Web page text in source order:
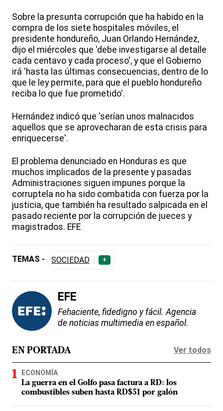
Sobre la presunta corrupción que ha habido en la
compra de los siete hospitales móviles, el
presidente hondureño, Juan Orlando Hernández,
dijo el miércoles que 'debe investigarse al detalle
cada centavo y cada proceso', y que el Gobierno
irá 'hasta las últimas consecuencias, dentro de lo
que le ley permite, para que el pueblo hondureño
reciba lo que fue prometido'.
Hernández indicó que 'serían unos malnacidos
aquellos que se aprovecharan de esta crisis para
enriquecerse'.
El problema denunciado en Honduras es que
muchos implicados de la presente y pasadas
Administraciones siguen impunes porque la
corruptela no ha sido combatida con fuerza por la
justicia, que también ha resultado salpicada en el
pasado reciente por la corrupción de jueces y
magistrados. EFE
TEMAS - SOCIEDAD +
EFE
Fehaciente, fidedigno y fácil. Agencia
de noticias multimedia en español.
EN PORTADA Ver todos
ECONOMÍA
La guerra en el Golfo pasa factura a RD: los
combustibles suben hasta RD$51 por galón